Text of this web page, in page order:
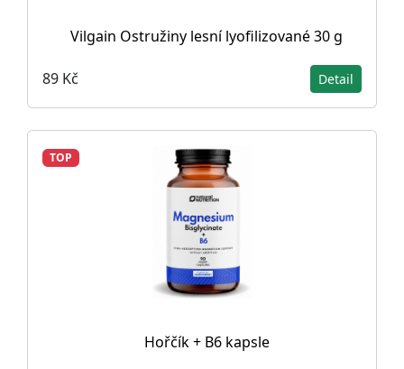
Vilgain Ostružiny lesní lyofilizované 30 g
89 Kč Detail
TOP
Hořčík + B6 kapsle